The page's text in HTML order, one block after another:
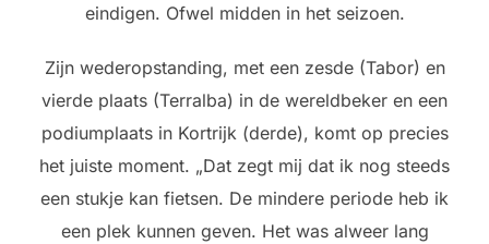
eindigen. Ofwel midden in het seizoen.
Zijn wederopstanding, met een zesde (Tabor) en
vierde plaats (Terralba) in de wereldbeker en een
podiumplaats in Kortrijk (derde), komt op precies
het juiste moment. „Dat zegt mij dat ik nog steeds
een stukje kan fietsen. De mindere periode heb ik
een plek kunnen geven. Het was alweer lang